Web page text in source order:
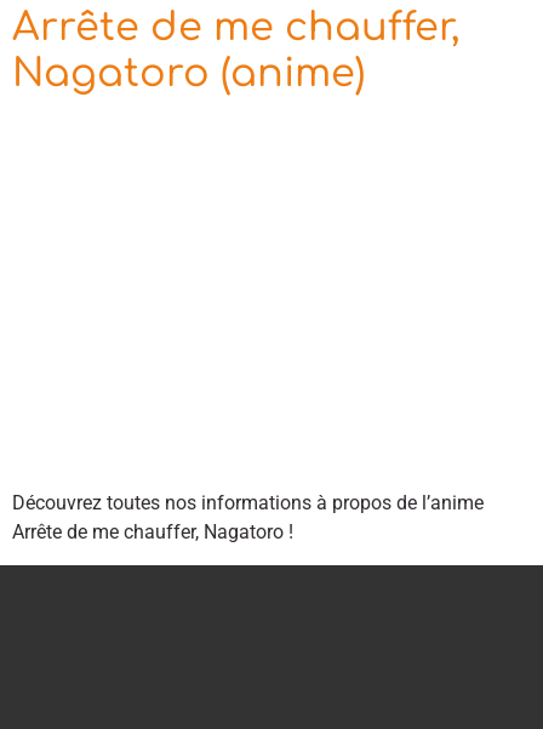
Arrête de me chauffer,
Nagatoro (anime)
Découvrez toutes nos informations à propos de l’anime
Arrête de me chauffer, Nagatoro !